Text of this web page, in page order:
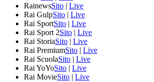
RainewsSito | Live
Rai GulpSito | Live
Rai SportSito | Live
Rai Sport 2Sito | Live
Rai StoriaSito | Live
Rai PremiumSito | Live
Rai ScuolaSito | Live
Rai YoYoSito | Live
Rai MovieSito | Live